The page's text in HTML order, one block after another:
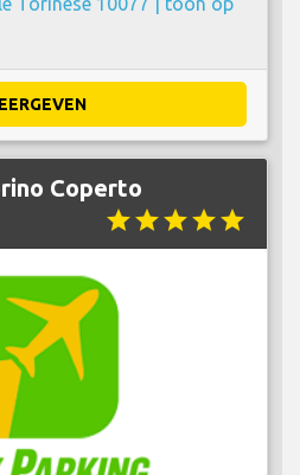
Coperto
starstarstarstarstar